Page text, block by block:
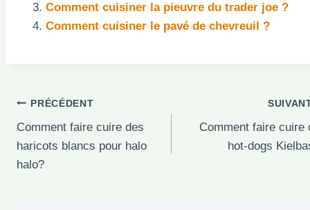
Comment cuisiner la pieuvre du trader joe ?
Comment cuisiner le pavé de chevreuil ?
Navigation
de
l’article
PRÉCÉDENT
Comment faire cuire des
haricots blancs pour halo
halo?
Comment faire cuire
hot-dogs